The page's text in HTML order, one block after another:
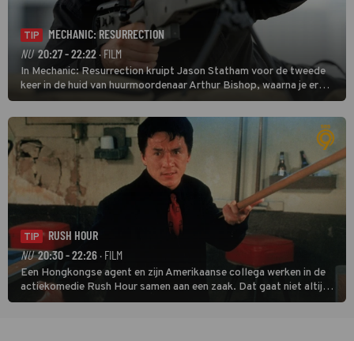
TIP
MECHANIC: RESURRECTION
NU 20:27 - 22:22· FILM
In Mechanic: Resurrection kruipt Jason Statham voor de tweede
keer in de huid van huurmoordenaar Arthur Bishop, waarna je er
donder op kunt zeggen dat er van Bishops geplande pensioen niet
veel terechtkomt.
TIP
RUSH HOUR
NU 20:30 - 22:26· FILM
Een Hongkongse agent en zijn Amerikaanse collega werken in de
actiekomedie Rush Hour samen aan een zaak. Dat gaat niet altijd
van een leien dakje.